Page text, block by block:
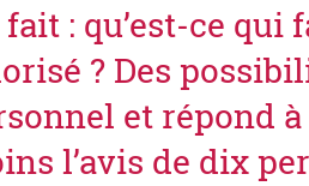
: qu’est-ce
? Des
et répond à
l’avis de dix